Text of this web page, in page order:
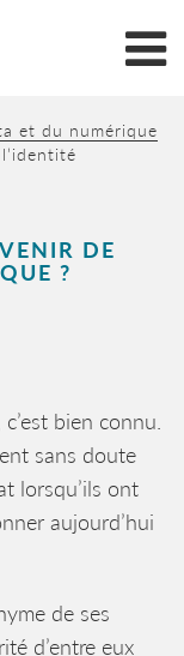
et du numérique
DE
?
bien connu.
sans doute
lorsqu’ils ont
aujourd’hui
de ses
d’entre eux